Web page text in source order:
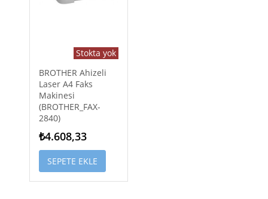
Stokta yok
BROTHER Ahizeli
Laser A4 Faks
Makinesi
(BROTHER_FAX-
2840)
₺4.608,33
SEPETE EKLE